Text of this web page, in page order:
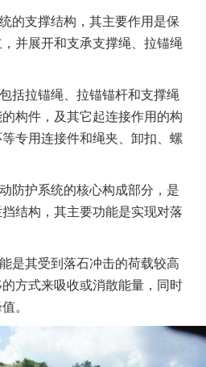
的支撑结构，其主要作用是保
并展开和支承支撑绳、拉锚绳
括拉锚绳、拉锚锚杆和支撑绳
构件，及其它起连接作用的构
专用连接件和绳夹、卸扣、螺
防护系统的核心构成部分，是
结构，其主要功能是实现对落
是其受到落石冲击的荷载较高
方式来吸收或消散能量，同时
。